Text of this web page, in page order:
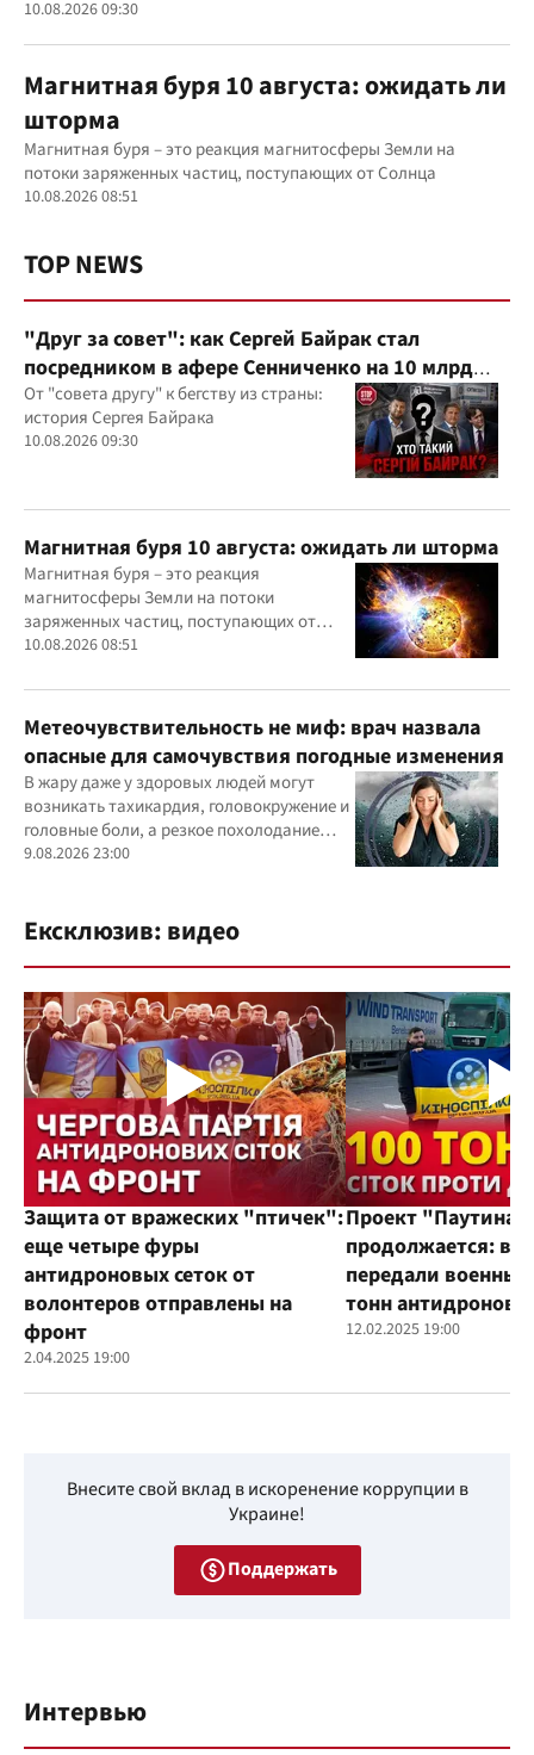
10.08.2026 09:30
Магнитная буря 10 августа: ожидать ли
шторма
Магнитная буря – это реакция магнитосферы Земли на
потоки заряженных частиц, поступающих от Солнца
10.08.2026 08:51
TOP NEWS
"Друг за совет": как Сергей Байрак стал
посредником в афере Сенниченко на 10 млрд
грн - медиа
От "совета другу" к бегству из страны:
история Сергея Байрака
10.08.2026 09:30
Магнитная буря 10 августа: ожидать ли шторма
Магнитная буря – это реакция
магнитосферы Земли на потоки
заряженных частиц, поступающих от
Солнца
10.08.2026 08:51
Метеочувствительность не миф: врач назвала
опасные для самочувствия погодные изменения
В жару даже у здоровых людей могут
возникать тахикардия, головокружение и
головные боли, а резкое похолодание
способно провоцировать спазм сосудов и
9.08.2026 23:00
Ексклюзив: видео
Защита от вражеских "птичек":
еще четыре фуры
антидроновых сеток от
волонтеров отправлены на
фронт
2.04.2025 19:00
Проект "Паутина"
продолжается:
передали
тонн
12.02.2025 19:00
Внесите свой вклад в искоренение коррупции в
Украине!
Поддержать
Интервью